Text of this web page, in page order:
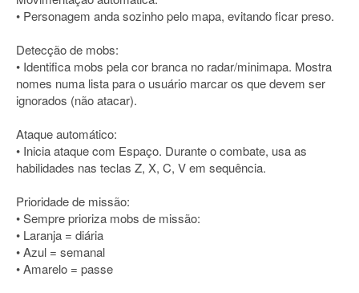
• Personagem anda sozinho pelo mapa, evitando ficar preso.
Detecção de mobs:
• Identifica mobs pela cor branca no radar/minimapa. Mostra
nomes numa lista para o usuário marcar os que devem ser
ignorados (não atacar).
Ataque automático:
• Inicia ataque com Espaço. Durante o combate, usa as
habilidades nas teclas Z, X, C, V em sequência.
Prioridade de missão:
• Sempre prioriza mobs de missão:
• Laranja = diária
• Azul = semanal
• Amarelo = passe